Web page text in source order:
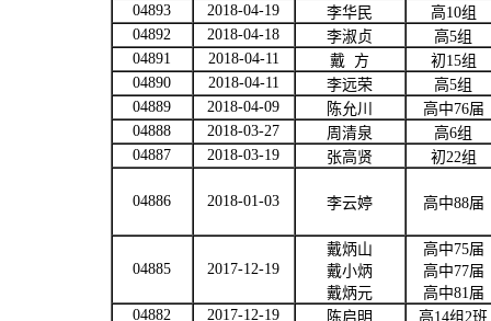
04893
2018-04-19 李华民 高10组
04892
2018-04-18 李淑贞 高5组
04891
2018-04-11 戴 方 初15组
04890
2018-04-11 李远荣 高5组
04889
2018-04-09 陈允川 高中76届
04888
2018-03-27 周清泉 高6组
04887
2018-03-19 张高贤 初22组
04886 2018-01-03 李云婷 高中88届
04885 2017-12-19
戴炳山
戴小炳
戴炳元
高中75届
高中77届
高中81届
04882
2017-12-19 陈启明 高14组2班